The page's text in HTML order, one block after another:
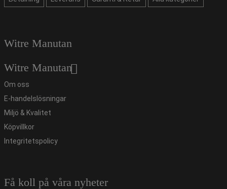
Witre Manutan
Witre Manutan
Om oss
E-handelslösningar
Miljö & Kvalitet
Köpvillkor
Integritetspolicy
Få koll på våra nyheter